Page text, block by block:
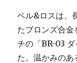
ベル&ロスは、
たブロンズ合金
チの「BR-03
た。温かみのあ